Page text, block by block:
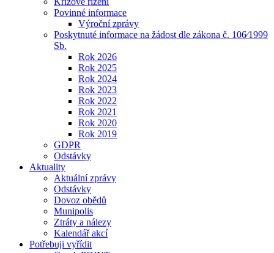
Povinné informace
Výroční zprávy
Poskytnuté informace na žádost dle zákona č. 106⁄1999
Sb.
Rok 2026
Rok 2025
Rok 2024
Rok 2023
Rok 2022
Rok 2021
Rok 2020
Rok 2019
GDPR
Odstávky
Aktuality
Aktuální zprávy
Odstávky
Dovoz obědů
Munipolis
Ztráty a nálezy
Kalendář akcí
Potřebuji vyřídit